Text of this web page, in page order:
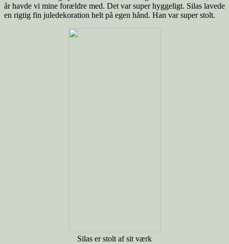
år havde vi mine forældre med. Det var super hyggeligt. Silas lavede
en rigtig fin juledekoration helt på egen hånd. Han var super stolt.
Silas er stolt af sit værk